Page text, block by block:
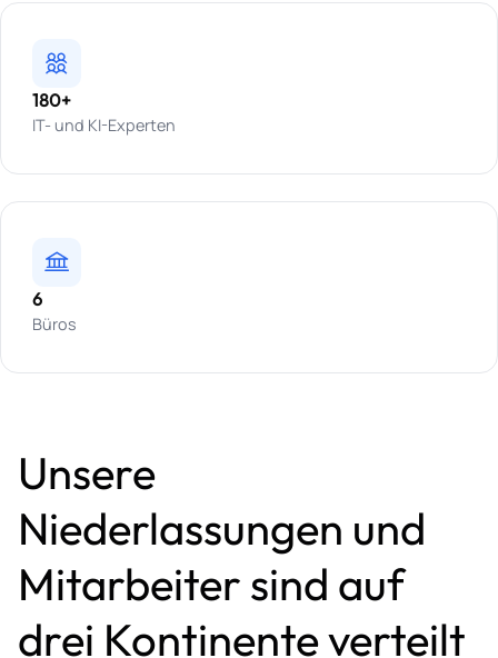
180+
IT- und KI-Experten
6
Büros
Unsere
Niederlassungen und
Mitarbeiter sind auf
drei Kontinente verteilt